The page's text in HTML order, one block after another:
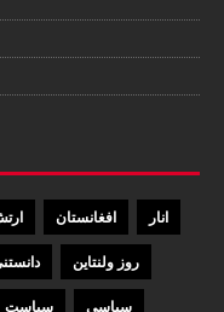
افغانستان انار
روز ولنتاین
سیاست سیاسی